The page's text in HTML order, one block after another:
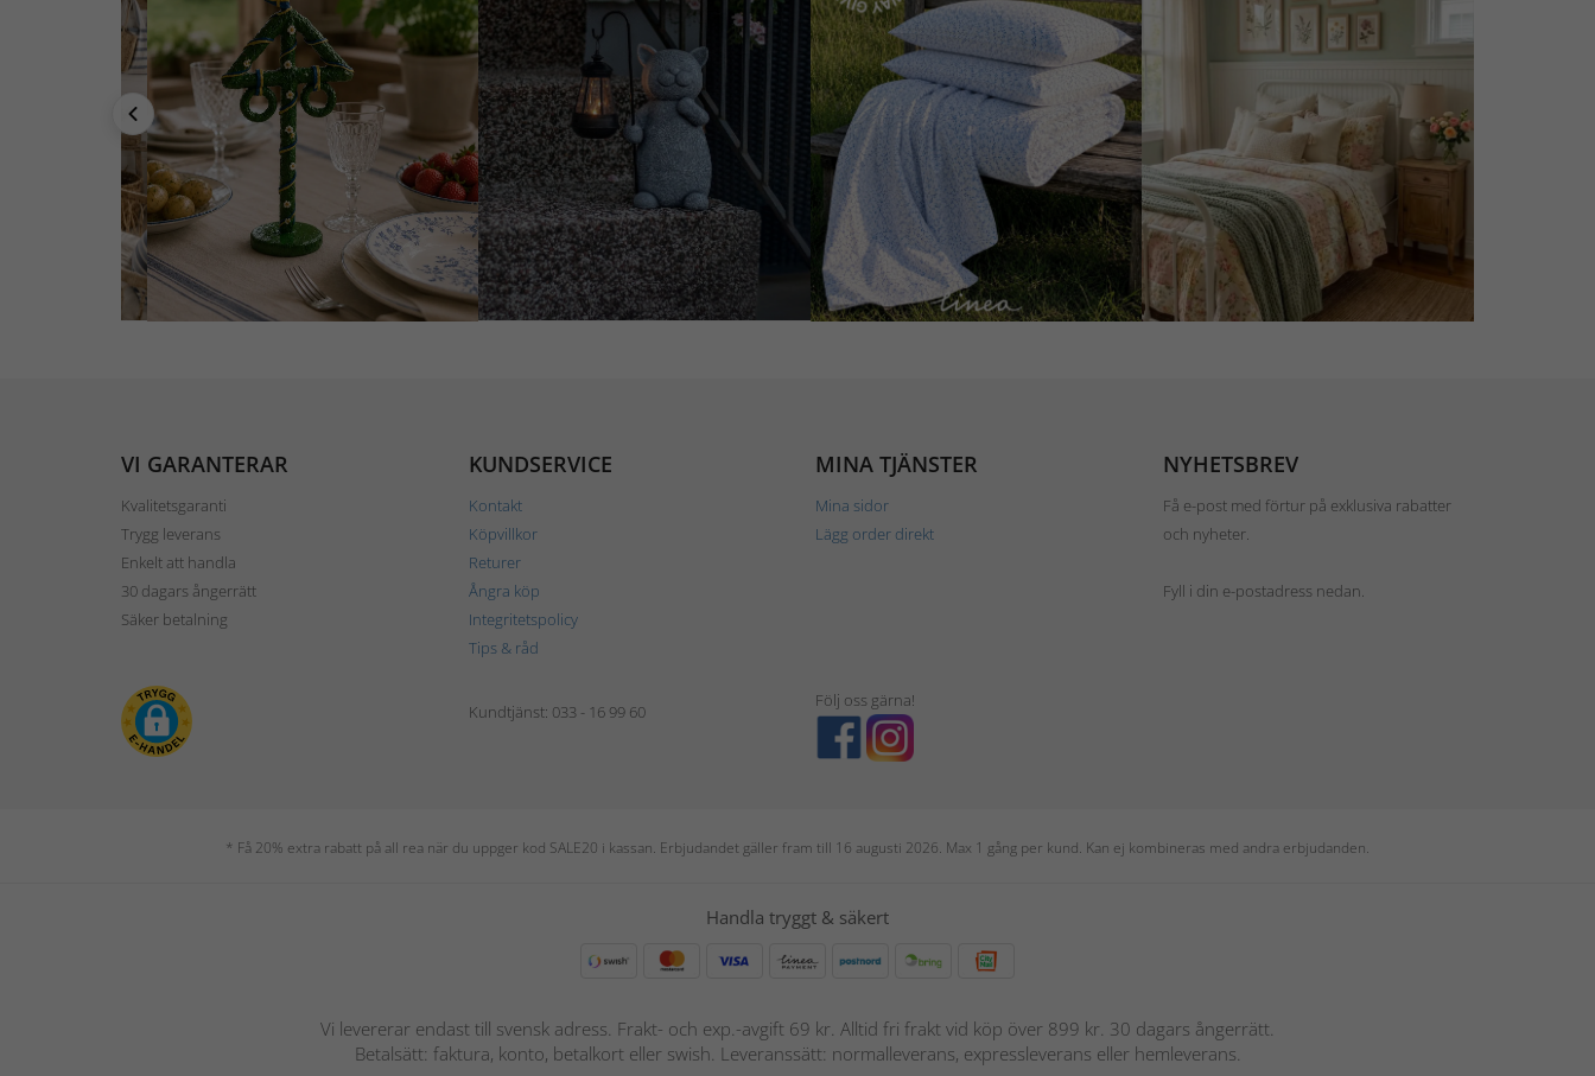
VI GARANTERAR
Kvalitetsgaranti
Trygg leverans
Enkelt att handla
30 dagars ångerrätt
Säker betalning
KUNDSERVICE
Kontakt
Köpvillkor
Returer
Ångra köp
Integritetspolicy
Tips & råd
MINA TJÄNSTER
Mina sidor
Lägg order direkt
NYHETSBREV
Få e-post med förtur på exklusiva rabatter
och nyheter.
Fyll i din e-postadress nedan.
Kundtjänst: 033 - 16 99 60
Följ oss gärna!
* Få 20% extra rabatt på all rea när du uppger kod SALE20 i kassan. Erbjudandet gäller fram till 16 augusti 2026. Max 1 gång per kund. Kan ej kombineras med andra erbjudanden.
Handla tryggt & säkert
Vi levererar endast till svensk adress. Frakt- och exp.-avgift 69 kr. Alltid fri frakt vid köp över 899 kr. 30 dagars ångerrätt.
Betalsätt: faktura, konto, betalkort eller swish. Leveranssätt: normalleverans, expressleverans eller hemleverans.